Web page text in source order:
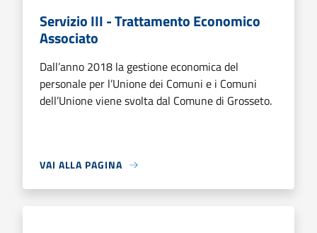
Servizio III - Trattamento Economico
Associato
Dall’anno 2018 la gestione economica del
personale per l’Unione dei Comuni e i Comuni
dell’Unione viene svolta dal Comune di Grosseto.
VAI ALLA PAGINA